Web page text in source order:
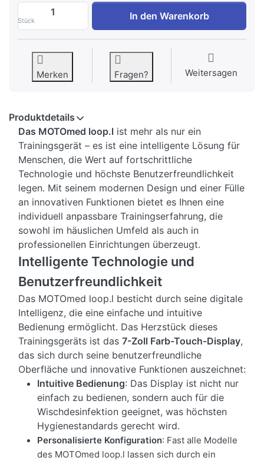
Stück
MOTOmed loop. l, motorbetrieben
In den Warenkorb
Merken Fragen? Weitersagen
Produktdetails
Das MOTOmed loop.l ist mehr als nur ein
Trainingsgerät – es ist eine intelligente Lösung für
Menschen, die Wert auf fortschrittliche
Technologie und höchste Benutzerfreundlichkeit
legen. Mit seinem modernen Design und einer Fülle
an innovativen Funktionen bietet es Ihnen eine
individuell anpassbare Trainingserfahrung, die
sowohl im häuslichen Umfeld als auch in
professionellen Einrichtungen überzeugt.
Intelligente Technologie und
Benutzerfreundlichkeit
Das MOTOmed loop.l besticht durch seine digitale
Intelligenz, die eine einfache und intuitive
Bedienung ermöglicht. Das Herzstück dieses
Trainingsgeräts ist das 7-Zoll Farb-Touch-Display,
das sich durch seine benutzerfreundliche
Oberfläche und innovative Funktionen auszeichnet:
Intuitive Bedienung: Das Display ist nicht nur
einfach zu bedienen, sondern auch für die
Wischdesinfektion geeignet, was höchsten
Hygienestandards gerecht wird.
Personalisierte Konfiguration: Fast alle Modelle
des MOTOmed loop.l lassen sich durch ein